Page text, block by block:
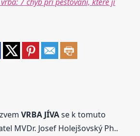
VRBA JÍVAse k tomuto
MVDr. Josef Holejšovský Ph..